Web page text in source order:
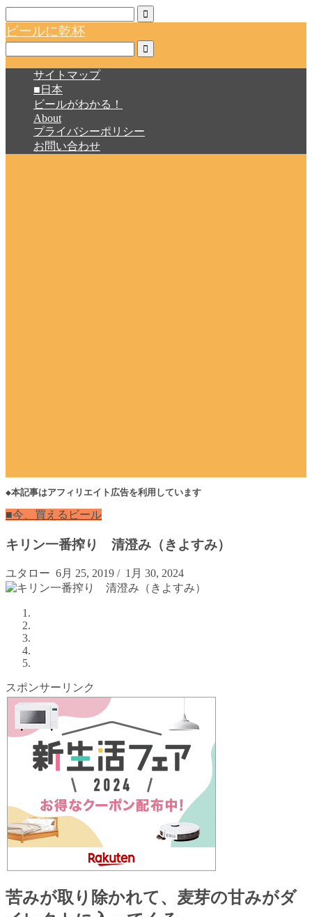
ビールに乾杯
サイトマップ
■日本
ビールがわかる！
About
プライバシーポリシー
お問い合わせ
◆本記事はアフィリエイト広告を利用しています
■今、買えるビール
キリン一番搾り 清澄み（きよすみ）
ユタロー 6月 25, 2019 / 1月 30, 2024
スポンサーリンク
苦みが取り除かれて、麦芽の甘みがダ